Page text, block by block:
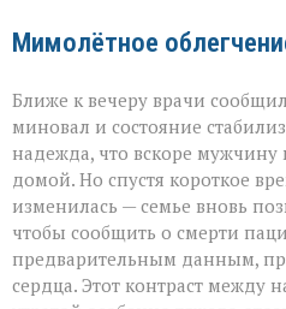
Мимолётное
Ближе к вечеру врачи
миновал и состояние
надежда, что вскоре мужчину
домой. Но спустя короткое
изменилась — семье вновь
чтобы сообщить о смерти
предварительным данным,
сердца. Этот контраст между